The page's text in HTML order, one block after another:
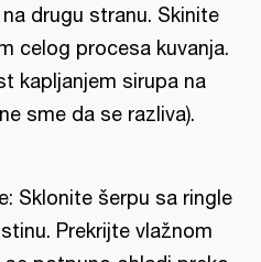
drugu stranu. Skinite
celog procesa kuvanja.
kapljanjem sirupa na
sme da se razliva).
Sklonite šerpu sa ringle
Prekrijte vlažnom